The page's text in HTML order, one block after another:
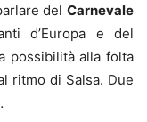
del Carnevale
d’Europa e del
possibilità alla folta
ritmo di Salsa. Due